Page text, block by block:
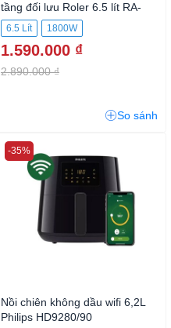
tầng đối lưu Roler 6.5 lít RA-
3129AS
6.5 Lít 1800W
1.590.000 ₫
2.890.000 ₫
So sánh
Nồi chiên không dầu wifi 6,2L
Philips HD9280/90
-35%